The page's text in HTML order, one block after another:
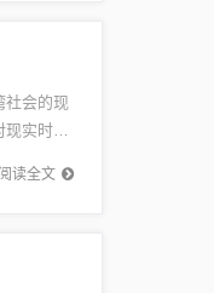
社会的现
现实时所
对于
阅读全文